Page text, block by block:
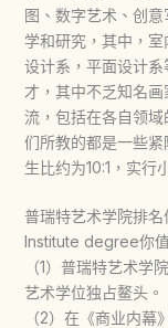
图、数字艺术、创
学和研究，其中，
设计系，平面设计
才，其中不乏知名
流，包括在各自领
们所教的都是一些
生比约为10:1，实行
普瑞特艺术学院排
Institute degree你
（1）普瑞特艺术学
艺术学位独占鳌头。
（2）在《商业内